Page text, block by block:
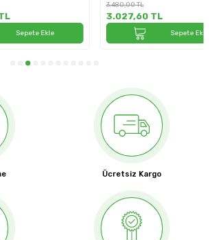
3.027,60TL
Sepete Ekle
Ücretsiz Kargo